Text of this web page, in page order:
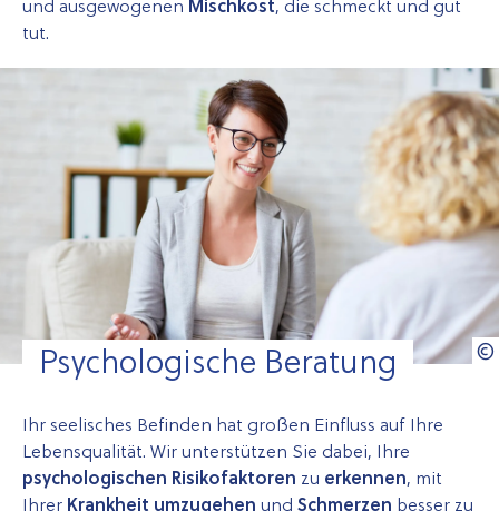
und ausgewogenen Mischkost, die schmeckt und gut
tut.
Psychologische Beratung
Ihr seelisches Befinden hat großen Einfluss auf Ihre
Lebensqualität. Wir unterstützen Sie dabei, Ihre
psychologischen Risikofaktoren zu erkennen, mit
Ihrer Krankheit umzugehen und Schmerzen besser zu